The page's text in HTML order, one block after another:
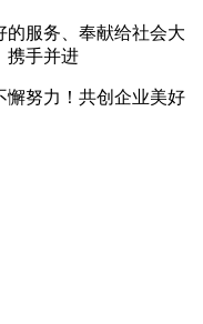
的服务、奉献给社会大
携手并进
懈努力！共创企业美好